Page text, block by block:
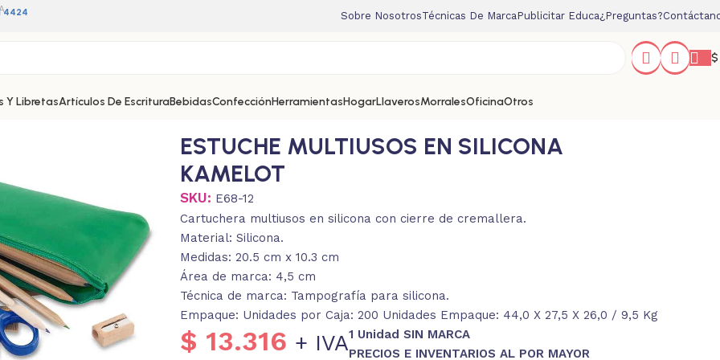
4424 Sobre NosotrosTécnicas De MarcaPublicitar Educa¿Preguntas?
$
Y LibretasArtículos De EscrituraBebidasConfecciónHerramientasHogarLlaverosMorralesOficinaOtros
ESTUCHE MULTIUSOS EN SILICONA
KAMELOT
SKU: E68-12
Cartuchera multiusos en silicona con cierre de cremallera.
Material: Silicona.
Medidas: 20.5 cm x 10.3 cm
Área de marca: 4,5 cm
Técnica de marca: Tampografía para silicona.
Empaque: Unidades por Caja: 200 Unidades Empaque: 44,0 X 27,5 X 26,0 / 9,5 Kg
$ 13.316 + IVA1 Unidad SIN MARCA
PRECIOS E INVENTARIOS AL POR MAYOR